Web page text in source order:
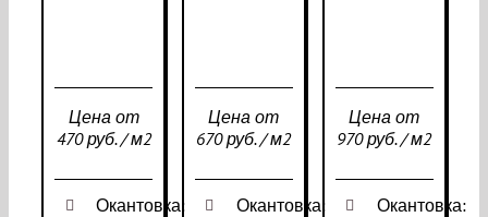
Цена от
470 руб. / м2
Окантовка:
Цена от
670 руб. / м2
Окантовка:
Цена от
970 руб. / м2
Окантовка: